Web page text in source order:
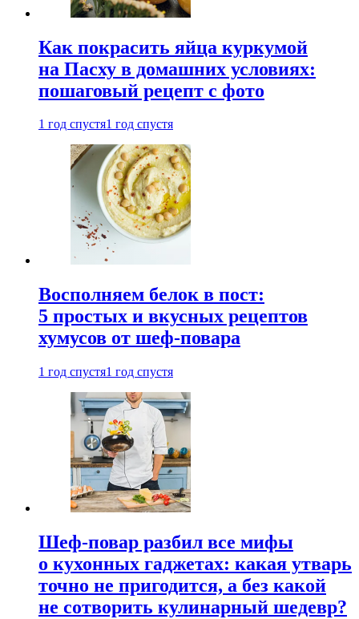
Как покрасить яйца куркумой
на Пасху в домашних условиях:
пошаговый рецепт с фото
1 год спустя1 год спустя
Восполняем белок в пост:
5 простых и вкусных рецептов
хумусов от шеф-повара
1 год спустя1 год спустя
Шеф-повар разбил все мифы
о кухонных гаджетах: какая утварь
точно не пригодится, а без какой
не сотворить кулинарный шедевр?